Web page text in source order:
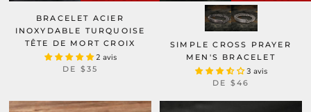
BRACELET ACIER
INOXYDABLE TURQUOISE
TÊTE DE MORT CROIX
2 avis
DE $35
SIMPLE CROSS PRAYER
MEN'S BRACELET
3 avis
DE $46